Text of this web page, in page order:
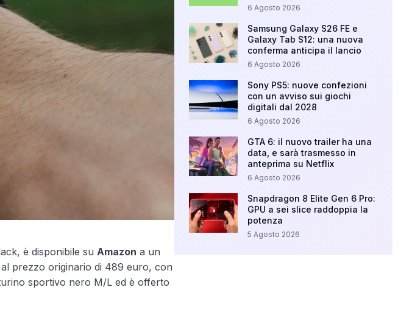
è disponibile su Amazon a un
prezzo originario di 489 euro, con
sportivo nero M/L ed è offerto
6 Agosto 2026
Samsung Galaxy S26 FE e
Galaxy Tab S12: una nuova
conferma anticipa il lancio
6 Agosto 2026
Sony PS5: nuove confezioni
con un avviso sui giochi
digitali dal 2028
6 Agosto 2026
GTA 6: il nuovo trailer ha una
data, e sarà trasmesso in
anteprima su Netflix
6 Agosto 2026
Snapdragon 8 Elite Gen 6 Pro:
GPU a sei slice raddoppia la
potenza
5 Agosto 2026